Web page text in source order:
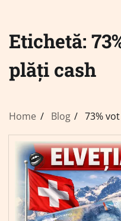
Etichetă:
plăți cash
Home Blog 73%